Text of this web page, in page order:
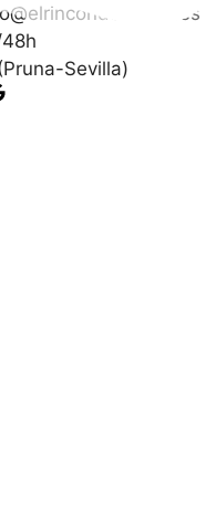
Sevilla)